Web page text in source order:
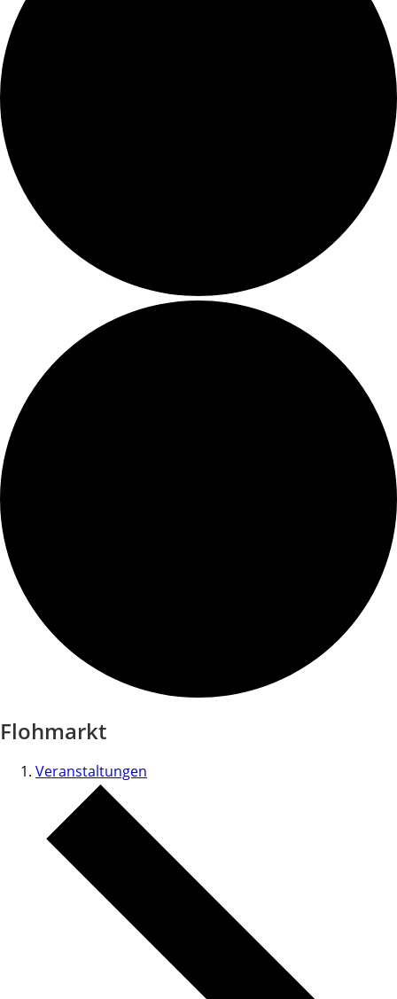
Flohmarkt
Veranstaltungen